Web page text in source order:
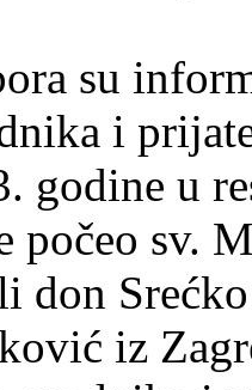
su
i
godine u
počeo sv.
don
iz